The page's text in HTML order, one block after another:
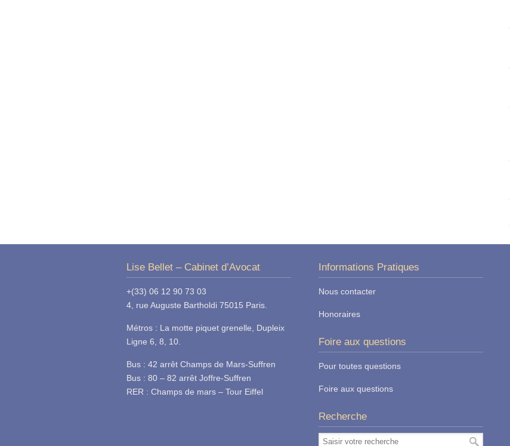
Lise Bellet – Cabinet d’Avocat
+(33) 06 12 90 73 03
4, rue Auguste Bartholdi 75015 Paris.
Métros : La motte piquet grenelle, Dupleix
Ligne 6, 8, 10.
Bus : 42 arrêt Champs de Mars-Suffren
Bus : 80 – 82 arrêt Joffre-Suffren
RER : Champs de mars – Tour Eiffel
Informations Pratiques
Nous contacter
Honoraires
Foire aux questions
Pour toutes questions
Foire aux questions
Recherche